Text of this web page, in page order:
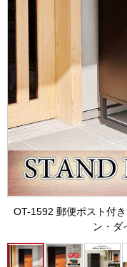
OT-1592 郵便ポスト付
ン・ダ